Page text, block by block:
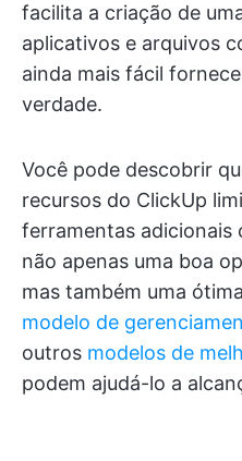
facilita a criação de
aplicativos e arquivos
ainda mais fácil
verdade.
Você pode descobrir
recursos do ClickUp
ferramentas
não apenas uma boa
mas também uma ótima
modelo de
outros modelos de
podem ajudá-lo a